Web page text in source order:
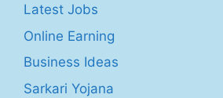
Latest Jobs
Online Earning
Business Ideas
Sarkari Yojana